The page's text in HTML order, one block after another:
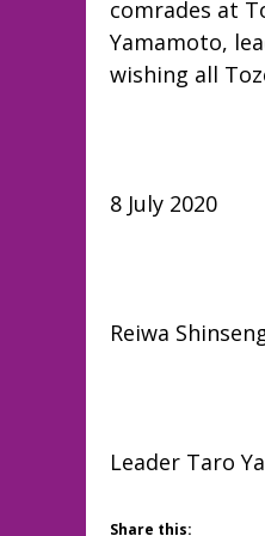
comrades at
Yamamoto,
wishing all
２
8 July 2020
れ
Reiwa
代
Leader Taro
Share this: